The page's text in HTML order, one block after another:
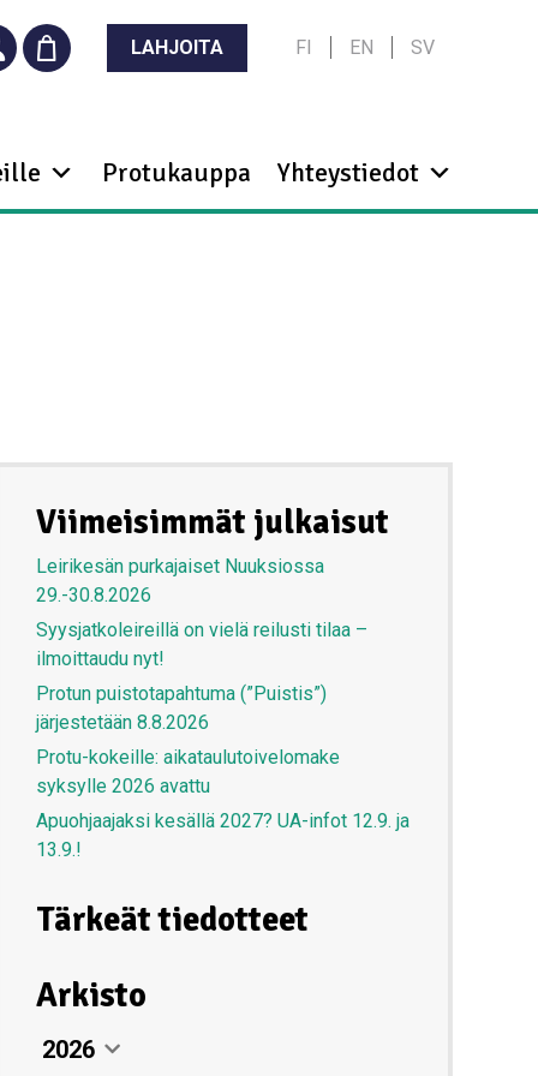
LAHJOITA FI EN SV
Protukauppa Yhteystiedot
Viimeisimmät julkaisut
Leirikesän purkajaiset Nuuksiossa
29.-30.8.2026
Syysjatkoleireillä on vielä reilusti tilaa –
ilmoittaudu nyt!
Protun puistotapahtuma (”Puistis”)
järjestetään 8.8.2026
Protu-kokeille: aikataulutoivelomake
syksylle 2026 avattu
Apuohjaajaksi kesällä 2027? UA-infot 12.9. ja
13.9.!
Tärkeät tiedotteet
Arkisto
2026